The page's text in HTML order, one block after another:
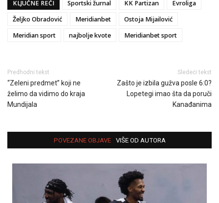
KLJUČNE REČI Sportski žurnal KK Partizan
Evroliga
Željko Obradović
Meridianbet
Ostoja Mijailović
Meridian sport
najbolje kvote Meridianbet sport
Predhodni tekst
“Zeleni predmet” koji ne
želimo da vidimo do kraja
Mundijala
Sledeći tekst
Zašto je izbila gužva posle 6:0?
Lopetegi imao šta da poruči
Kanađanima
POVEZANE OBJAVE VIŠE OD AUTORA